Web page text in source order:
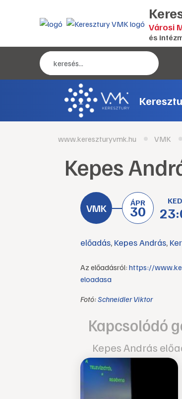
Városi
és
www.kereszturyvmk.hu VMK
Kepes
ÁPR
30
előadás, Kepes András,
Az előadásról: https://
eloadasa
Fotó:Schneidler Viktor
Kapcsolódó
Kepes András